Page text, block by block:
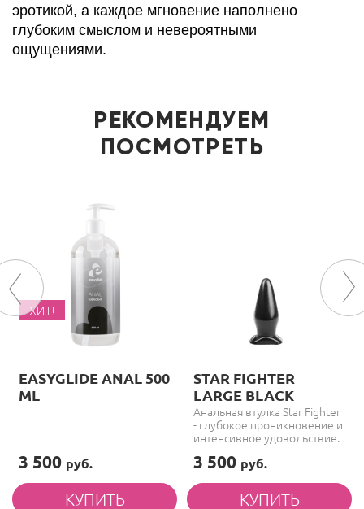
эротикой, а каждое мгновение наполнено
глубоким смыслом и невероятными
ощущениями.
РЕКОМЕНДУЕМ
ПОСМОТРЕТЬ
ХИТ!
EASYGLIDE ANAL 500
ML
3 500 руб.
STAR FIGHTER
LARGE BLACK
Анальная втулка Star Fighter
- глубокое проникновение и
интенсивное удовольствие.
3 500 руб.